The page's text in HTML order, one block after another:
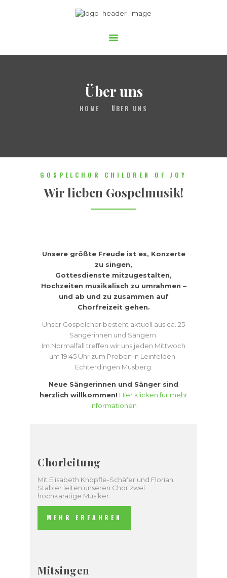
Über uns
HOME ÜBER UNS
STARTSEITE
AUFTRITTE
MITSINGEN
GOSPELCHOR CHILDREN OF JOY
Wir lieben Gospelmusik!
Unsere größte Freude ist es, Konzerte
zu singen,
Gottesdienste mitzugestalten,
Hochzeiten musikalisch zu umrahmen –
und ab und zu zusammen auf
Chorfreizeit gehen.
Unser Gospelchor besteht aktuell aus ca. 25
Sängerinnen und Sängern.
Im Normalfall treffen wir uns jeden Mittwoch
um 19:45 Uhr zum Proben in Leinfelden-
Echterdingen Musberg.
Neue Sängerinnen und Sänger sind
herzlich willkommen! Hier klicken für mehr
Informationen
Chorleitung
Mit Elisabeth Knöpfle-Schäfer und Florian
Stäbler leiten unseren Chor zwei
hochkarätige Musiker.
MEHR ERFAHREN
Mitsingen